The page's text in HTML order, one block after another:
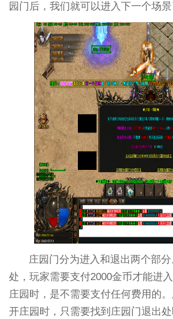
园门后，我们就可以进入下一个场景
庄园门分为进入和退出两个部
处，玩家需要支付2000金币才能进
庄园时，是不需要支付任何费用的
开庄园时，只需要找到庄园门退出处